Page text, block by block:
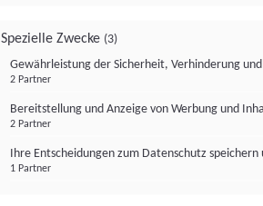
Spezielle Zwecke (3)
Gewährleistung der Sicherheit, Verhinderung
2 Partner
Bereitstellung und Anzeige von Werbung und
2 Partner
Ihre Entscheidungen zum Datenschutz
1 Partner